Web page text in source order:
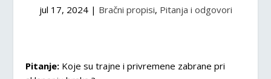
jul 17, 2024| Bračni propisi, Pitanja i odgovori
Pitanje: Koje su trajne i privremene zabrane pri